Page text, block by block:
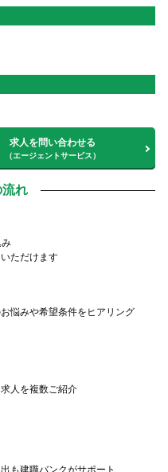
求人を問い合わせる
（エージェントサービス）
流れ
ただけます
悩みや希望条件をヒアリング
人を複数ご紹介
も建職バンクがサポート